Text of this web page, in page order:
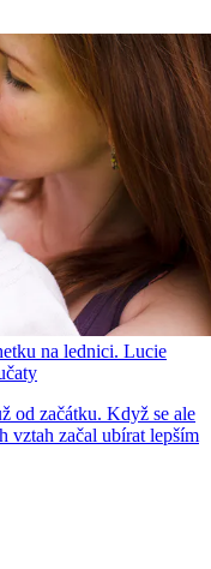
na lednici. Lucie
od začátku. Když se ale
vztah začal ubírat lepším